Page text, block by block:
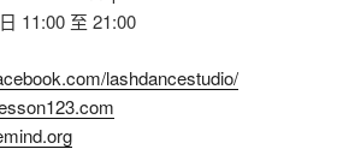
11:00 至 21:00
lashdancestudio/